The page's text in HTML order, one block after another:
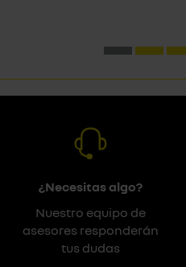
¿Necesitas algo?
Nuestro equipo de
asesores responderán
tus dudas